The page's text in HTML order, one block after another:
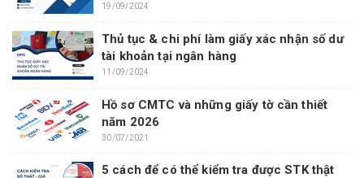
19/09/2024
Thủ tục & chi phí làm giấy xác nhận số dư
tài khoản tại ngân hàng
11/09/2024
Hồ sơ CMTC và những giấy tờ cần thiết
năm 2026
30/07/2021
5 cách để có thể kiểm tra được STK thật